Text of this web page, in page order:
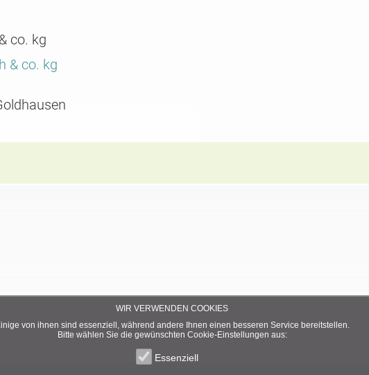
co. kg
WIR VERWENDEN COOKIES
von ihnen sind essenziell, während andere Ihnen einen besseren Service bereitstellen.
Bitte wählen Sie die gewünschten Cookie-Einstellungen aus:
Essenziell